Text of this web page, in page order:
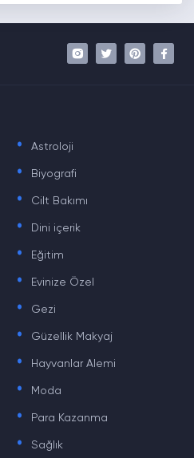
. Astroloji
. Biyografi
. Cilt Bakımı
. Dini içerik
. Eğitim
. Evinize Özel
. Gezi
. Güzellik Makyaj
. Hayvanlar Alemi
. Moda
. Para Kazanma
. Sağlık